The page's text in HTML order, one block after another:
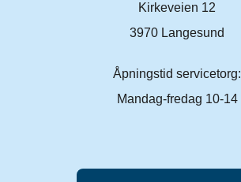
Kirkeveien 12
3970 Langesund
Åpningstid servicetorg:
Mandag-fredag 10-14